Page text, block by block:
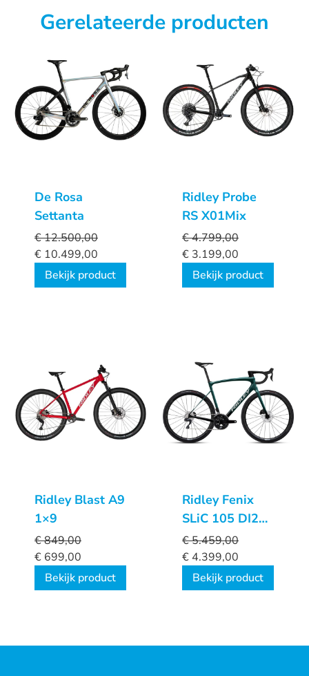
Gerelateerde producten
De Rosa
Settanta
€12.500,00
€ 10.499,00
Bekijk product
Ridley Probe
RS X01Mix
€4.799,00
€ 3.199,00
Bekijk product
Ridley Blast A9
1×9
€849,00
€ 699,00
Bekijk product
Ridley Fenix
SLiC 105 DI2
Custom
€5.459,00
€ 4.399,00
Bekijk product